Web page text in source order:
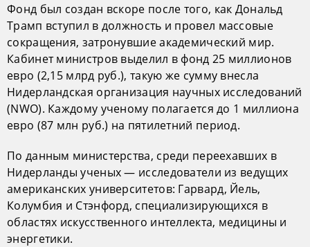
Фонд был создан вскоре после того, как Дональд
Трамп вступил в должность и провел массовые
сокращения, затронувшие академический мир.
Кабинет министров выделил в фонд 25 миллионов
евро (2,15 млрд руб.), такую же сумму внесла
Нидерландская организация научных исследований
(NWO). Каждому ученому полагается до 1 миллиона
евро (87 млн руб.) на пятилетний период.
По данным министерства, среди переехавших в
Нидерланды ученых — исследователи из ведущих
американских университетов: Гарвард, Йель,
Колумбия и Стэнфорд, специализирующихся в
областях искусственного интеллекта, медицины и
энергетики.